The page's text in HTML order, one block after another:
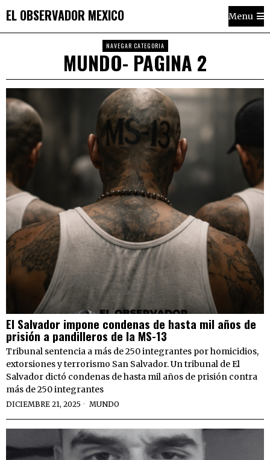
EL OBSERVADOR MEXICO Menu
NAVEGAR CATEGORIA
MUNDO- PAGINA 2
El Salvador impone condenas de hasta mil años de
prisión a pandilleros de la MS-13
Tribunal sentencia a más de 250 integrantes por homicidios,
extorsiones y terrorismo San Salvador. Un tribunal de El
Salvador dictó condenas de hasta mil años de prisión contra
más de 250 integrantes
DICIEMBRE 21, 2025 MUNDO